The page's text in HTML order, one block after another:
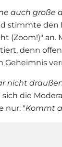
auch große
stimmte den
(Zoom!)" an.
denn
Geheimnis
nicht
die
nur: "Kommt